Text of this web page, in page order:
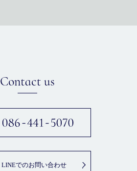
Contact us
LINEでのお問い合わせ